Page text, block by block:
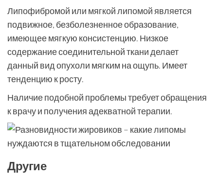
Липофибромой или мягкой липомой является
подвижное, безболезненное образование,
имеющее мягкую консистенцию. Низкое
содержание соединительной ткани делает
данный вид опухоли мягким на ощупь. Имеет
тенденцию к росту.
Наличие подобной проблемы требует обращения
к врачу и получения адекватной терапии.
Другие